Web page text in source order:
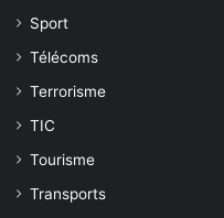
Sport
Télécoms
Terrorisme
TIC
Tourisme
Transports